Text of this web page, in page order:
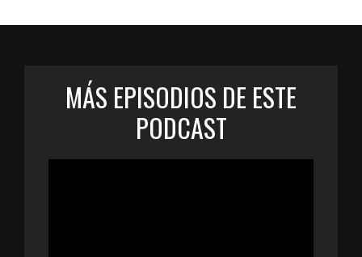
MÁS EPISODIOS DE ESTE
PODCAST